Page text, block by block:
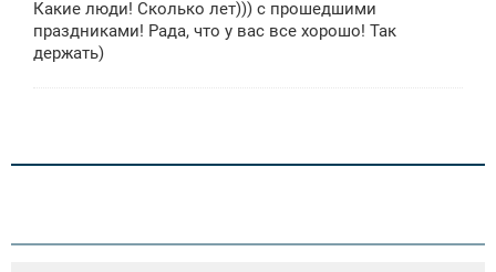
Какие люди! Сколько лет))) с прошедшими
праздниками! Рада, что у вас все хорошо! Так
держать)